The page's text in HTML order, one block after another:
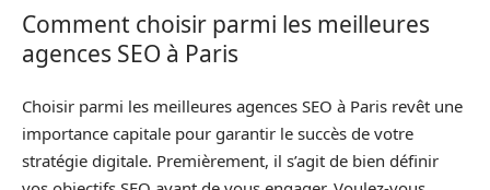
Comment choisir parmi les meilleures
agences SEO à Paris
Choisir parmi les meilleures agences SEO à Paris revêt une
importance capitale pour garantir le succès de votre
stratégie digitale. Premièrement, il s’agit de bien définir